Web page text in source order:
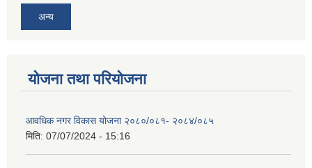
अन्य
योजना तथा परियोजना
आवधिक नगर विकास योजना २०८०/०८१- २०८४/०८५
मिति: 07/07/2024 - 15:16